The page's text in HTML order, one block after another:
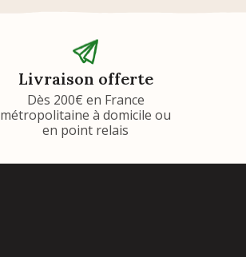
Livraison offerte
Dès 200€ en France
métropolitaine à domicile ou
en point relais